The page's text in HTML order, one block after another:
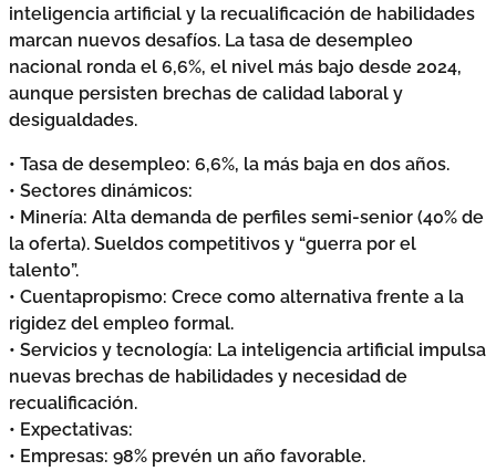
inteligencia artificial y la recualificación de habilidades
marcan nuevos desafíos. La tasa de desempleo
nacional ronda el 6,6%, el nivel más bajo desde 2024,
aunque persisten brechas de calidad laboral y
desigualdades.
• Tasa de desempleo: 6,6%, la más baja en dos años.
• Sectores dinámicos:
• Minería: Alta demanda de perfiles semi-senior (40% de
la oferta). Sueldos competitivos y “guerra por el
talento”.
• Cuentapropismo: Crece como alternativa frente a la
rigidez del empleo formal.
• Servicios y tecnología: La inteligencia artificial impulsa
nuevas brechas de habilidades y necesidad de
recualificación.
• Expectativas:
• Empresas: 98% prevén un año favorable.